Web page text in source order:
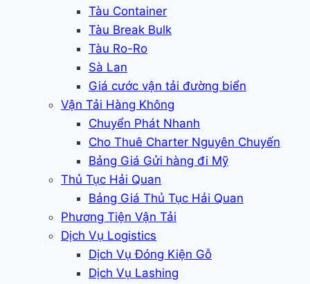
Tàu Container
Tàu Break Bulk
Tàu Ro-Ro
Sà Lan
Giá cước vận tải đường biển
Vận Tải Hàng Không
Chuyển Phát Nhanh
Cho Thuê Charter Nguyên Chuyến
Bảng Giá Gửi hàng đi Mỹ
Thủ Tục Hải Quan
Bảng Giá Thủ Tục Hải Quan
Phương Tiện Vận Tải
Dịch Vụ Logistics
Dịch Vụ Đóng Kiện Gỗ
Dịch Vụ Lashing